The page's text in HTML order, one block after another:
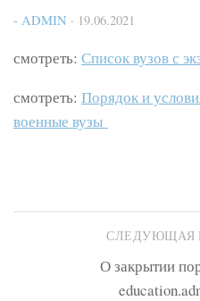
- ADMIN · 19.06.2021
смотреть: Список вузов с
смотреть: Порядок и
военные вузы
СЛЕДУЮЩАЯ
О закрытии